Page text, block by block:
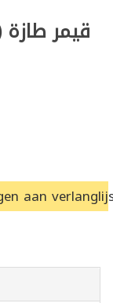
قيمر طازة
aan